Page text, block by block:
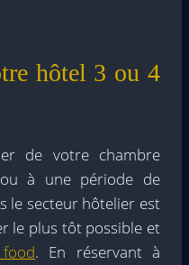
hôtel 3 ou 4
de votre chambre
à une période de
le secteur hôtelier est
le plus tôt possible et
. En réservant à